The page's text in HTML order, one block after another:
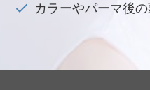
カラーやパーマ後